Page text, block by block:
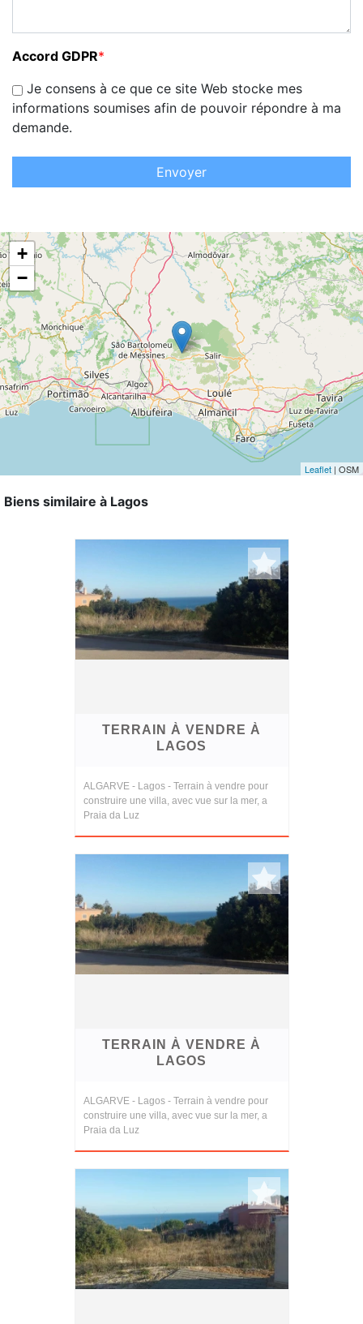
Accord GDPR*
Je consens à ce que ce site Web stocke mes
informations soumises afin de pouvoir répondre à ma
demande.
Envoyer
+
−
Leaflet | OSM
Biens similaire à Lagos
TERRAIN À VENDRE À
LAGOS
ALGARVE - Lagos - Terrain à vendre pour
construire une villa, avec vue sur la mer, a
Praia da Luz
TERRAIN À VENDRE À
LAGOS
ALGARVE - Lagos - Terrain à vendre pour
construire une villa, avec vue sur la mer, a
Praia da Luz